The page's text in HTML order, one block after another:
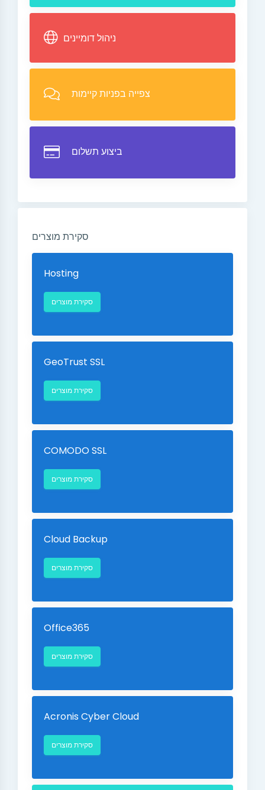
ניהול דומיינים
צפייה בפניות קיימות
ביצוע תשלום
סקירת מוצרים
Hosting
סקירת מוצרים
GeoTrust SSL
סקירת מוצרים
COMODO SSL
סקירת מוצרים
Cloud Backup
סקירת מוצרים
Office365
סקירת מוצרים
Acronis Cyber Cloud
סקירת מוצרים